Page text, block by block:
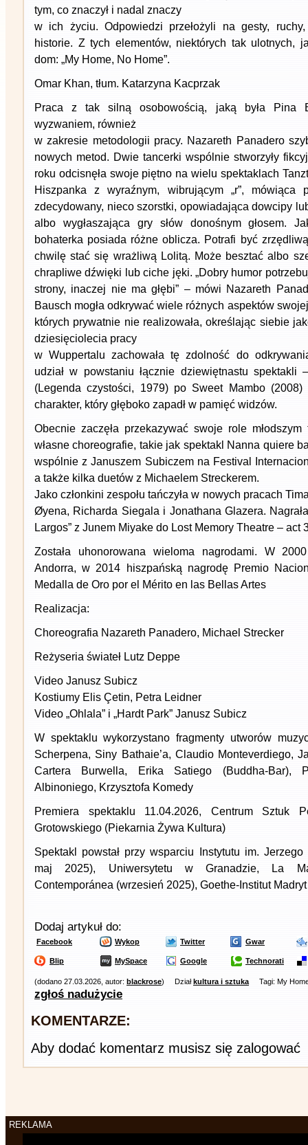
tym, co znaczył i nadal znaczy
w ich życiu. Odpowiedzi przełożyli na gesty,
historie. Z tych elementów, niektórych tak ulotnych,
dom: „My Home, No Home”.
Omar Khan, tłum. Katarzyna Kacprzak
Praca z tak silną osobowością, jaką była Pina
wyzwaniem, również
w zakresie metodologii pracy. Nazareth Panadero
nowych metod. Dwie tancerki wspólnie stworzyły
roku odcisnęła swoje piętno na wielu spektaklach
Hiszpanka z wyraźnym, wibrującym „r”,
zdecydowany, nieco szorstki, opowiadająca dowcipy
albo wygłaszająca gry słów donośnym głosem.
bohaterka posiada różne oblicza. Potrafi być
chwilę stać się wrażliwą Lolitą. Może besztać albo
chrapliwe dźwięki lub ciche jęki. „Dobry humor
strony, inaczej nie ma głębi” – mówi Nazareth
Bausch mogła odkrywać wiele różnych aspektów
których prywatnie nie realizowała, określając siebie
dziesięciolecia pracy
w Wuppertalu zachowała tę zdolność do
udział w powstaniu łącznie dziewiętnastu spektakli
(Legenda czystości, 1979) po Sweet Mambo
charakter, który głęboko zapadł w pamięć widzów.
Obecnie zaczęła przekazywać swoje role
własne choreografie, takie jak spektakl Nanna quiere
wspólnie z Januszem Subiczem na Festival
a także kilka duetów z Michaelem Streckerem.
Jako członkini zespołu tańczyła w nowych pracach
Øyena, Richarda Siegala i Jonathana Glazera.
Largos” z Junem Miyake do Lost Memory Theatre – act
Została uhonorowana wieloma nagrodami. W
Andorra, w 2014 hiszpańską nagrodę Premio
Medalla de Oro por el Mérito en las Bellas Artes
Realizacja:
Choreografia Nazareth Panadero, Michael Strecker
Reżyseria świateł Lutz Deppe
Video Janusz Subicz
Kostiumy Elis Çetin, Petra Leidner
Video „Ohlala” i „Hardt Park” Janusz Subicz
W spektaklu wykorzystano fragmenty utworów
Scherpena, Siny Bathaie’a, Claudio Monteverdiego,
Cartera Burwella, Erika Satiego (Buddha-Bar),
Albinoniego, Krzysztofa Komedy
Premiera spektaklu 11.04.2026, Centrum Sztuk
Grotowskiego (Piekarnia Żywa Kultura)
Spektakl powstał przy wsparciu Instytutu im.
maj 2025), Uniwersytetu w Granadzie, La
Contemporánea (wrzesień 2025), Goethe-Institut
Dodaj artykuł do:
Facebook Wykop Twitter Gwar
Blip MySpace Google Technorati
(dodano 27.03.2026, autor: blackrose) Działkultura i sztuka Tagi: My
zgłoś nadużycie
KOMENTARZE:
Aby dodać komentarz musisz się zalogować
REKLAMA